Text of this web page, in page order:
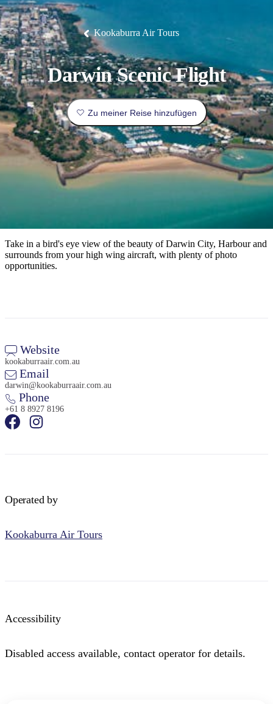
Die
beliebtesten
Orte
Outback
und
outdoor
Nach
Region
erkunden
Nitmiluk-
Karlu
Karlu
Devils
Marbles
Maguk
Tjorita
/
West-
MacDonnell-
Nationalpark
Aktivitäten
Erlebnisse
Reisetyp
Top
10
Listen
und
Reiseplanung
Planen
&
Buchen
Praktische
Infos
Planungstools
Suche:
Kookaburra Air Tours
Darwin Scenic Flight
Zu meiner Reise hinzufügen
Take in a bird's eye view of the beauty of Darwin City, Harbour and
surrounds from your high wing aircraft, with plenty of photo
opportunities.
Website
kookaburraair.com.au
Email
darwin@kookaburraair.com.au
Phone
+61 8 8927 8196
Operated by
Kookaburra Air Tours
Accessibility
Disabled access available, contact operator for details.